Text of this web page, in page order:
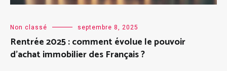
Non classé septembre 8, 2025
Rentrée 2025 : comment évolue le pouvoir
d’achat immobilier des Français ?